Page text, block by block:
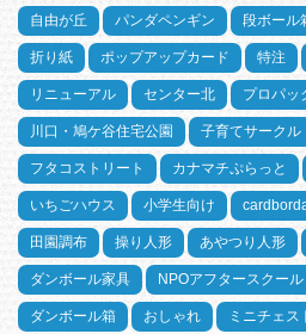
自由が丘 パンダペンギン 段ボール
折り紙 ポップアップカード 特注
リニューアル センター北 プロパッ
川口・鳩ケ谷住宅公園 子育てサークル
フタコストリート カナマチぷらっと
いちごハウス 小学生向け
田園調布 操り人形 あやつり人形
ダンボール家具 NPOアフタースクール
ダンボール箱 おしゃれ ミニチェス